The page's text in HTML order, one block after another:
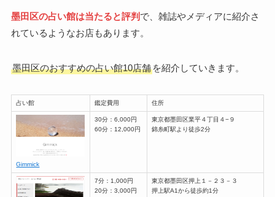
墨田区の占い館は当たると評判 で、雑誌やメディアに紹介さ
れているようなお店もあります。
墨田区のおすすめの占い館10店舗を紹介していきます。
占い館 鑑定費用 住所
Gimmick
30分：6,000円
60分：12,000円
東京都墨田区業平４丁目４−９
錦糸町駅より徒歩2分
7分：1,000円
20分：3,000円
東京都墨田区押上１－２３－３
押上駅A1から徒歩約1分